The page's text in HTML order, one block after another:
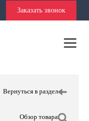
Заказать звонок
Вернуться в раздел
Обзор товара